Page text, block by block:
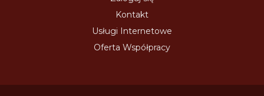
Kontakt
Usługi Internetowe
Oferta Współpracy